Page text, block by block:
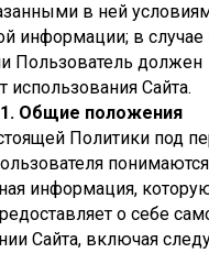
в ней
информации; в случае
Пользователь должен
использования Сайта.
1. Общие положения
Политики под
информация,
о себе
Сайта, включая